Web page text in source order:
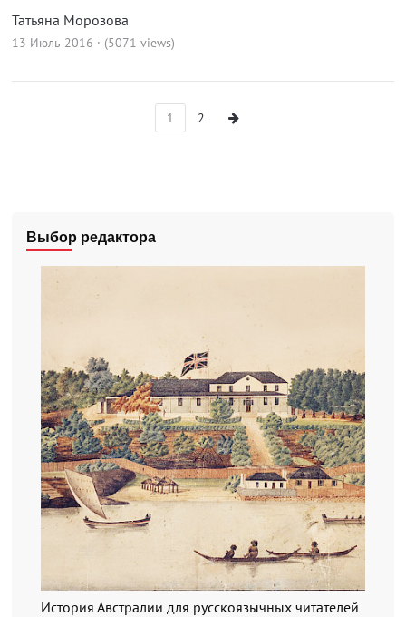
Татьяна Морозова
13 Июль 2016 · (5071 views)
1 2
Выбор редактора
История Австралии для русскоязычных читателей